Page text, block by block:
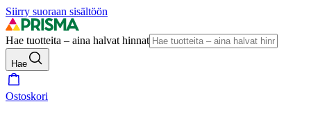
Siirry suoraan sisältöön
Hae tuotteita – aina halvat hinnat
Hae
Ostoskori